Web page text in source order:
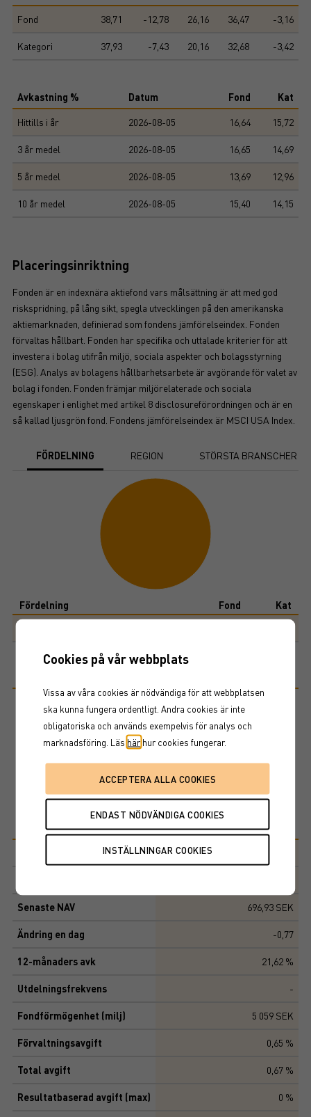
Fond
38,71 -12,78 26,16 36,47 -3,16
Kategori 37,93 -7,43 20,16 32,68 -3,42
Avkastning % Datum Fond
Kat
Hittills i år
2026-08-05 16,64 15,72
3 år medel 2026-08-05 16,65 14,69
5 år medel 2026-08-05 13,69 12,96
10 år medel 2026-08-05 15,40 14,15
Placeringsinriktning
Fonden är en indexnära aktiefond vars målsättning är att med god
riskspridning, på lång sikt, spegla utvecklingen på den amerikanska
aktiemarknaden, definierad som fondens jämförelseindex. Fonden
förvaltas hållbart. Fonden har specifika och uttalade kriterier för att
investera i bolag utifrån miljö, sociala aspekter och bolagsstyrning
(ESG). Analys av bolagens hållbarhetsarbete är avgörande för valet av
bolag i fonden. Fonden främjar miljörelaterade och sociala
egenskaper i enlighet med artikel 8 disclosureförordningen och är en
så kallad ljusgrön fond. Fondens jämförelseindex är MSCI USA Index.
FÖRDELNING REGION STÖRSTA BRANSCHER
View as data table, Chart
End of interactive chart.
Fördelning Fond
Kat
Historisk avkastning är ingen garanti för framtida avkastning. De
pengar som placeras i fonden kan både öka och minska i värde och
det är inte säkert att du får tillbaka hela det insatta kapitalet. Ta del
Basfakta
Morningstar-kategori
Senaste NAV 696,93 SEK
Ändring en dag -0,77
12-månaders avk 21,62 %
Utdelningsfrekvens -
Fondförmögenhet (milj) 5 059 SEK
Förvaltningsavgift 0,65 %
Total avgift 0,67 %
Resultatbaserad avgift (max) 0 %
Cookies på vår webbplats
Vissa av våra cookies är nödvändiga för att webbplatsen
ska kunna fungera ordentligt. Andra cookies är inte
obligatoriska och används exempelvis för analys och
marknadsföring. Läs härhur cookies fungerar.